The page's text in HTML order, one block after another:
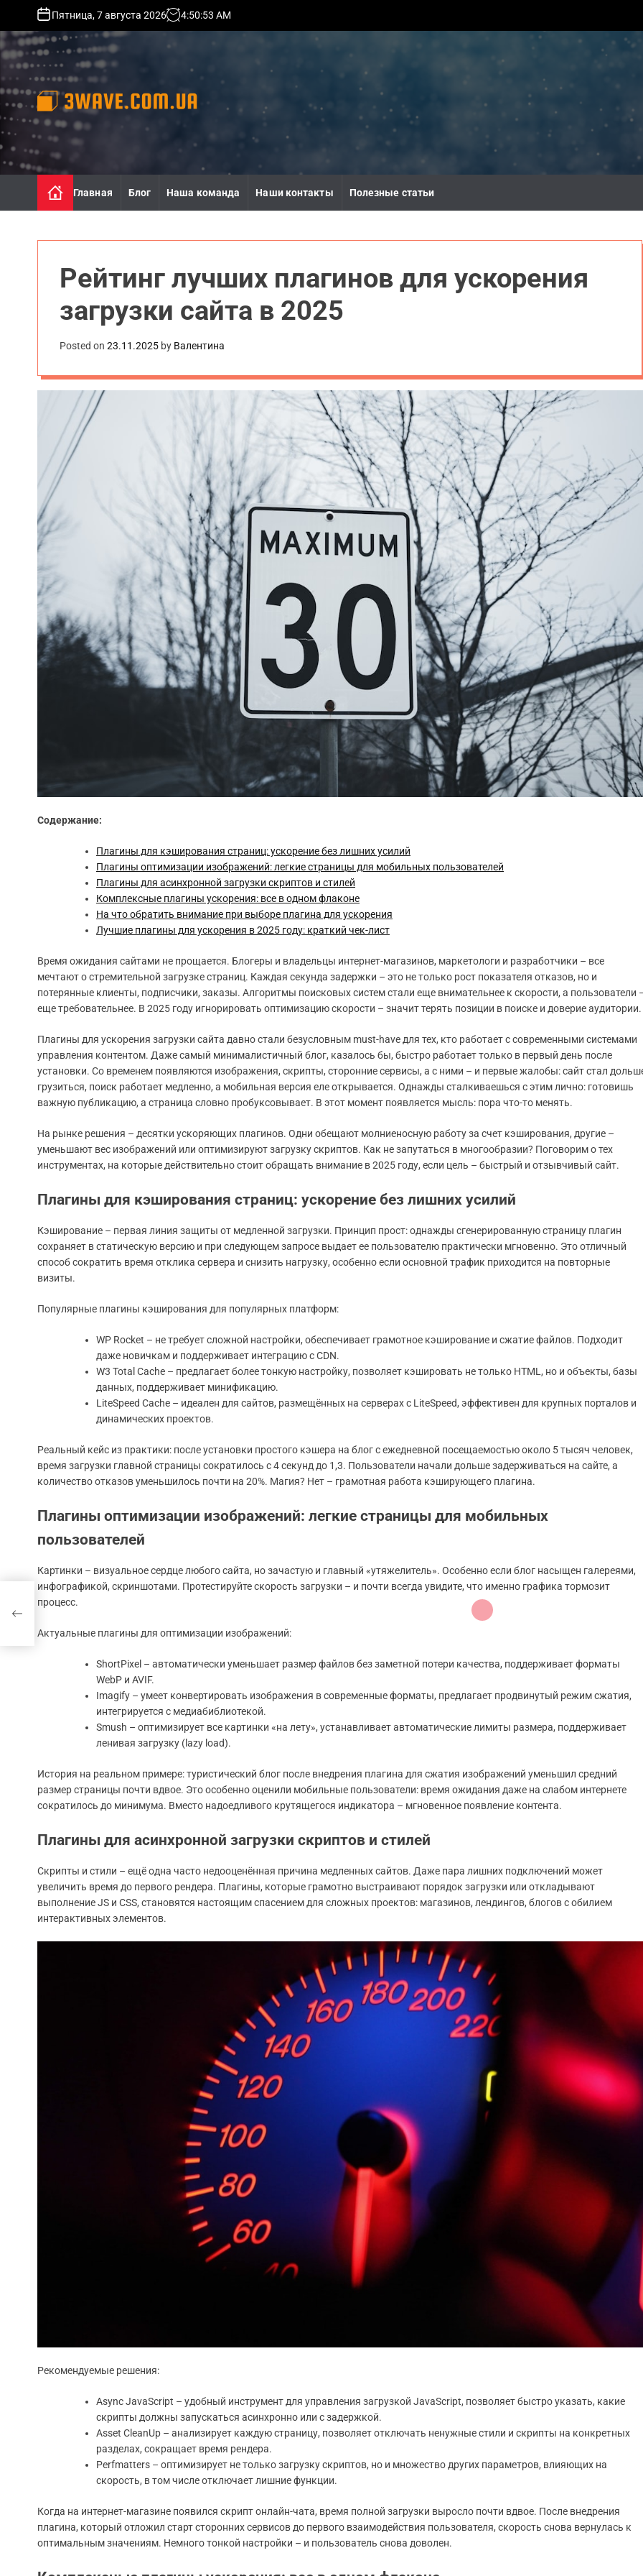
p
o
o
n
t
e
Пятница, 7 августа 2026 4:50:55 AM
3
w
a
v
c
Главная Блог Наша команда Наши контакты Полезные статьи
Рейтинг лучших плагинов для ускорения
загрузки сайта в 2025
Posted on 23.11.2025 by Валентина
Содержание:
Плагины для кэширования страниц: ускорение без лишних усилий
Плагины оптимизации изображений: легкие страницы для мобильных пользователей
Плагины для асинхронной загрузки скриптов и стилей
Комплексные плагины ускорения: все в одном флаконе
На что обратить внимание при выборе плагина для ускорения
Лучшие плагины для ускорения в 2025 году: краткий чек-лист
Время ожидания сайтами не прощается. Блогеры и владельцы интернет-магазинов, маркетологи и разработчики – все
мечтают о стремительной загрузке страниц. Каждая секунда задержки – это не только рост показателя отказов, но и
потерянные клиенты, подписчики, заказы. Алгоритмы поисковых систем стали еще внимательнее к скорости, а пользователи
еще требовательнее. В 2025 году игнорировать оптимизацию скорости – значит терять позиции в поиске и доверие аудитории.
Плагины для ускорения загрузки сайта давно стали безусловным must-have для тех, кто работает с современными системами
управления контентом. Даже самый минималистичный блог, казалось бы, быстро работает только в первый день после
установки. Со временем появляются изображения, скрипты, сторонние сервисы, а с ними – и первые жалобы: сайт стал
грузиться, поиск работает медленно, а мобильная версия еле открывается. Однажды сталкиваешься с этим лично: готовишь
важную публикацию, а страница словно пробуксовывает. В этот момент появляется мысль: пора что-то менять.
На рынке решения – десятки ускоряющих плагинов. Одни обещают молниеносную работу за счет кэширования, другие –
уменьшают вес изображений или оптимизируют загрузку скриптов. Как не запутаться в многообразии? Поговорим о тех
инструментах, на которые действительно стоит обращать внимание в 2025 году, если цель – быстрый и отзывчивый сайт.
Плагины для кэширования страниц: ускорение без лишних усилий
Кэширование – первая линия защиты от медленной загрузки. Принцип прост: однажды сгенерированную страницу плагин
сохраняет в статическую версию и при следующем запросе выдает ее пользователю практически мгновенно. Это отличный
способ сократить время отклика сервера и снизить нагрузку, особенно если основной трафик приходится на повторные
визиты.
Популярные плагины кэширования для популярных платформ:
WP Rocket – не требует сложной настройки, обеспечивает грамотное кэширование и сжатие файлов. Подходит
даже новичкам и поддерживает интеграцию с CDN.
W3 Total Cache – предлагает более тонкую настройку, позволяет кэшировать не только HTML, но и объекты, базы
данных, поддерживает минификацию.
LiteSpeed Cache – идеален для сайтов, размещённых на серверах с LiteSpeed, эффективен для крупных порталов и
динамических проектов.
Реальный кейс из практики: после установки простого кэшера на блог с ежедневной посещаемостью около 5 тысяч человек,
время загрузки главной страницы сократилось с 4 секунд до 1,3. Пользователи начали дольше задерживаться на сайте, а
количество отказов уменьшилось почти на 20%. Магия? Нет – грамотная работа кэширующего плагина.
Плагины оптимизации изображений: легкие страницы для мобильных
пользователей
Картинки – визуальное сердце любого сайта, но зачастую и главный «утяжелитель». Особенно если блог насыщен галереями,
инфографикой, скриншотами. Протестируйте скорость загрузки – и почти всегда увидите, что именно графика тормозит
процесс.
Актуальные плагины для оптимизации изображений:
ShortPixel – автоматически уменьшает размер файлов без заметной потери качества, поддерживает форматы
WebP и AVIF.
Imagify – умеет конвертировать изображения в современные форматы, предлагает продвинутый режим сжатия,
интегрируется с медиабиблиотекой.
Smush – оптимизирует все картинки «на лету», устанавливает автоматические лимиты размера, поддерживает
ленивая загрузку (lazy load).
История на реальном примере: туристический блог после внедрения плагина для сжатия изображений уменьшил средний
размер страницы почти вдвое. Это особенно оценили мобильные пользователи: время ожидания даже на слабом интернете
сократилось до минимума. Вместо надоедливого крутящегося индикатора – мгновенное появление контента.
Плагины для асинхронной загрузки скриптов и стилей
Скрипты и стили – ещё одна часто недооценённая причина медленных сайтов. Даже пара лишних подключений может
увеличить время до первого рендера. Плагины, которые грамотно выстраивают порядок загрузки или откладывают
выполнение JS и CSS, становятся настоящим спасением для сложных проектов: магазинов, лендингов, блогов с обилием
интерактивных элементов.
Рекомендуемые решения:
Async JavaScript – удобный инструмент для управления загрузкой JavaScript, позволяет быстро указать, какие
скрипты должны запускаться асинхронно или с задержкой.
Asset CleanUp – анализирует каждую страницу, позволяет отключать ненужные стили и скрипты на конкретных
разделах, сокращает время рендера.
Perfmatters – оптимизирует не только загрузку скриптов, но и множество других параметров, влияющих на
скорость, в том числе отключает лишние функции.
Когда на интернет-магазине появился скрипт онлайн-чата, время полной загрузки выросло почти вдвое. После внедрения
плагина, который отложил старт сторонних сервисов до первого взаимодействия пользователя, скорость снова вернулась к
оптимальным значениям. Немного тонкой настройки – и пользователь снова доволен.